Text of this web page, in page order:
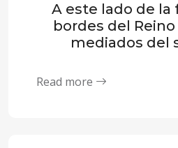
A este lado de la
bordes del Reino
mediados del
Read more